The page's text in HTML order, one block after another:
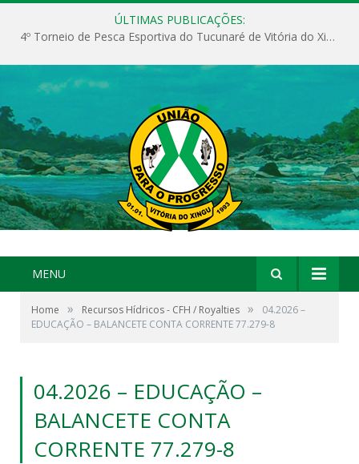
ÚLTIMAS PUBLICAÇÕES:
4º Torneio de Pesca Esportiva do Tucunaré de Vitória do Xingu
MENU
Home » Recursos Hídricos - CFH / Royalties »
04.2026 –
EDUCAÇÃO – BALANCETE CONTA CORRENTE 77.279-8
04.2026 – EDUCAÇÃO –
BALANCETE CONTA
CORRENTE 77.279-8